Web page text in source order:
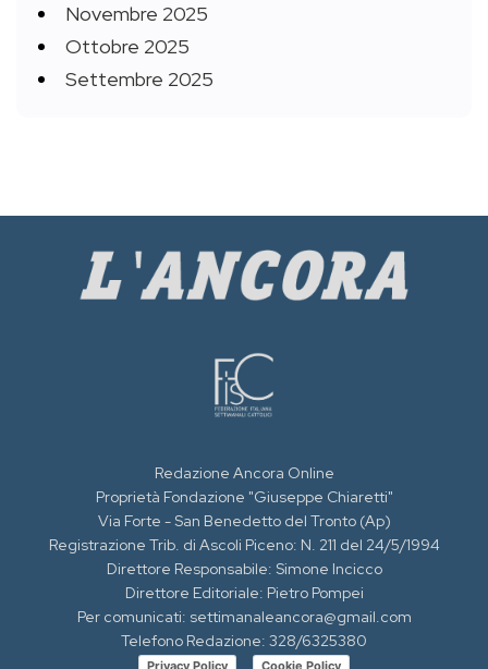
Novembre 2025
Ottobre 2025
Settembre 2025
Redazione Ancora Online
Proprietà Fondazione "Giuseppe Chiaretti"
Via Forte - San Benedetto del Tronto (Ap)
Registrazione Trib. di Ascoli Piceno: N. 211 del 24/5/1994
Direttore Responsabile: Simone Incicco
Direttore Editoriale: Pietro Pompei
Per comunicati: settimanaleancora@gmail.com
Telefono Redazione: 328/6325380
Privacy Policy Cookie Policy